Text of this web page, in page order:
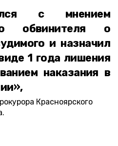
с мнением
обвинителя о
и назначил
1 года лишения
наказания в
Красноярского